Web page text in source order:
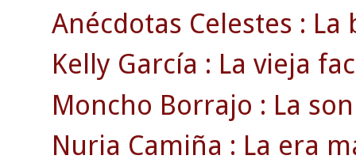
Anécdotas Celestes :
Kelly García : La vieja
Moncho Borrajo : La
Nuria Camiña : La era